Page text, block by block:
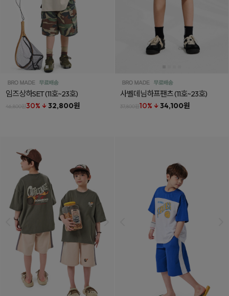
임즈상하SET(11호~23호)
46,800원30% ↓ 32,800원
사벨데님하프팬츠(11호~23호)
37,800원10% ↓ 34,100원